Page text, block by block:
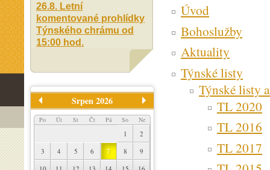
26.8. Letní
komentované prohlídky
Týnského chrámu od
15:00 hod.
Srpen 2026
Po Út St Čt Pá So Ne
1
2
3
4 5 6 7 8
9
Úvod
Bohoslužby
Aktuality
Týnské listy
Týnské listy
TL 2020
TL 2016
TL 2017